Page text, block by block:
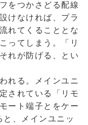
をつかさどる配線
けなければ、プラ
れてくることとな
ってしまう。「リ
れが防げる、とい
れる。メインユニ
されている「リモ
ート端子とをケー
、メインユニッ